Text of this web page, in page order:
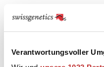
Verantwortungsvoller